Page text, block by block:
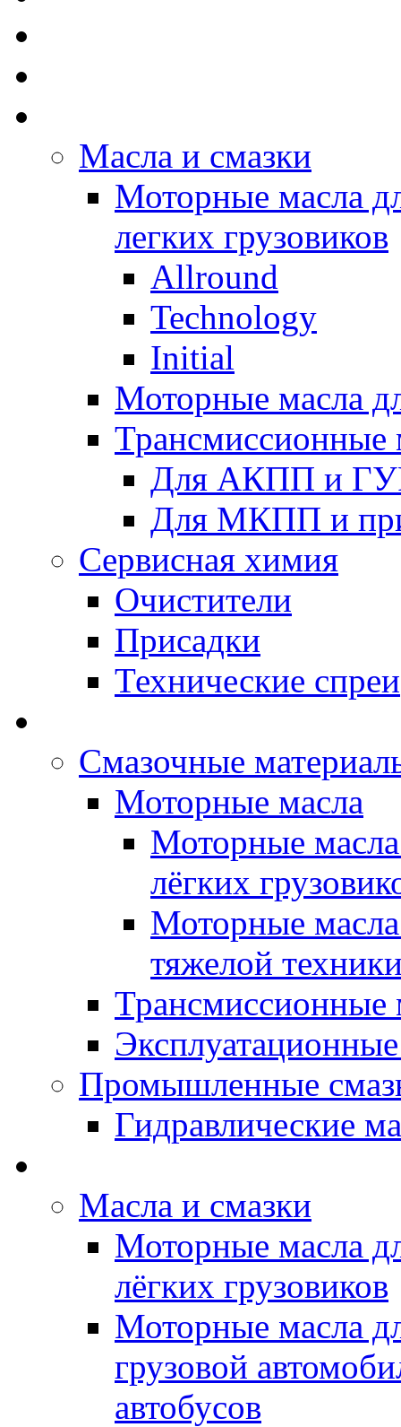
Масла и смазки
Моторные масла
легких грузовиков
Allround
Technology
Initial
Моторные масла
Трансмиссионные
Для АКПП и
Для МКПП и
Сервисная химия
Очистители
Присадки
Технические спреи
Смазочные
Моторные масла
Моторные
лёгких
Моторные
тяжелой
Трансмиссионные
Промышленные
Гидравлические
Масла и смазки
Моторные масла
лёгких грузовиков
Моторные масла
грузовой
автобусов